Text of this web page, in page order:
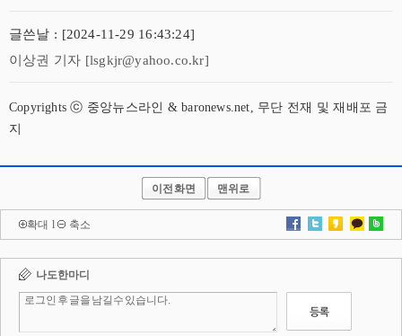
글쓴날 : [2024-11-29 16:43:24]
이상권 기자 [lsgkjr@yahoo.co.kr]
Copyrights ⓒ 중앙뉴스라인 & baronews.net, 무단 전재 및 재배포 금
지
이전화면 맨위로
확대 l 축소